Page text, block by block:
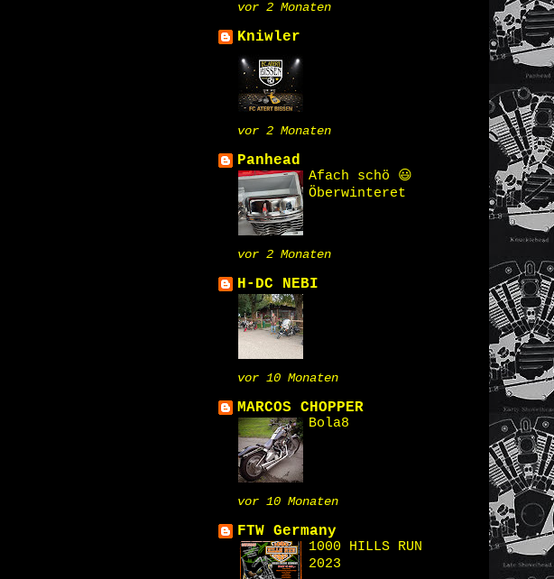
vor 2 Monaten
Kniwler
vor 2 Monaten
Panhead
Afach schö 😃
Öberwinteret
vor 2 Monaten
H-DC NEBI
vor 10 Monaten
MARCOS CHOPPER
Bola8
vor 10 Monaten
FTW Germany
1000 HILLS RUN
2023